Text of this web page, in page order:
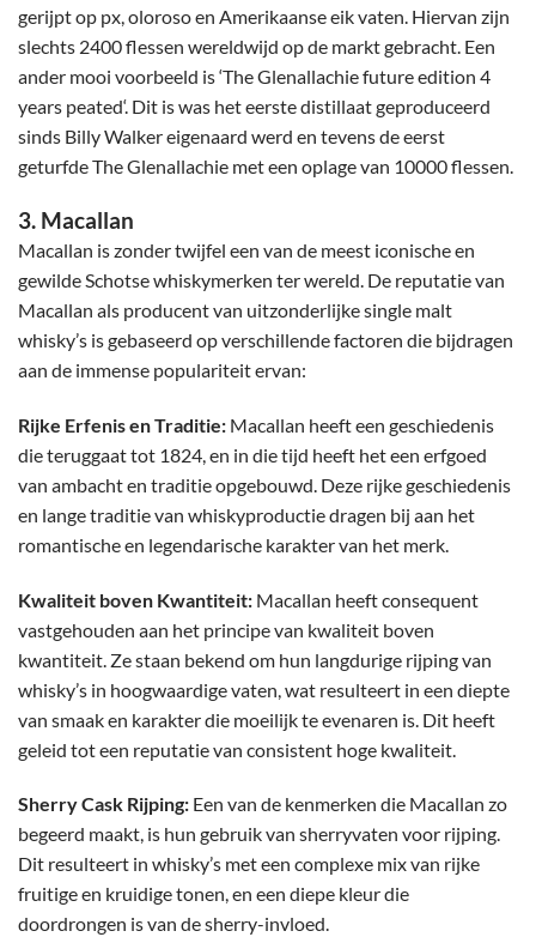
gerijpt op px, oloroso en Amerikaanse eik vaten. Hiervan zijn
slechts 2400 flessen wereldwijd op de markt gebracht. Een
ander mooi voorbeeld is ‘The Glenallachie future edition 4
years peated‘. Dit is was het eerste distillaat geproduceerd
sinds Billy Walker eigenaard werd en tevens de eerst
geturfde The Glenallachie met een oplage van 10000 flessen.
3. Macallan
Macallan is zonder twijfel een van de meest iconische en
gewilde Schotse whiskymerken ter wereld. De reputatie van
Macallan als producent van uitzonderlijke single malt
whisky’s is gebaseerd op verschillende factoren die bijdragen
aan de immense populariteit ervan:
Rijke Erfenis en Traditie: Macallan heeft een geschiedenis
die teruggaat tot 1824, en in die tijd heeft het een erfgoed
van ambacht en traditie opgebouwd. Deze rijke geschiedenis
en lange traditie van whiskyproductie dragen bij aan het
romantische en legendarische karakter van het merk.
Kwaliteit boven Kwantiteit: Macallan heeft consequent
vastgehouden aan het principe van kwaliteit boven
kwantiteit. Ze staan bekend om hun langdurige rijping van
whisky’s in hoogwaardige vaten, wat resulteert in een diepte
van smaak en karakter die moeilijk te evenaren is. Dit heeft
geleid tot een reputatie van consistent hoge kwaliteit.
Sherry Cask Rijping: Een van de kenmerken die Macallan zo
begeerd maakt, is hun gebruik van sherryvaten voor rijping.
Dit resulteert in whisky’s met een complexe mix van rijke
fruitige en kruidige tonen, en een diepe kleur die
doordrongen is van de sherry-invloed.